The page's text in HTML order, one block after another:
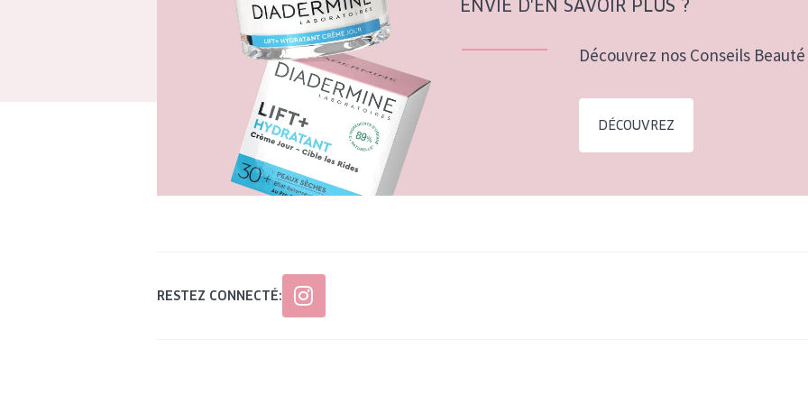
ENVIE D'EN SAVOIR PLUS ?
Découvrez nos Conseils
DÉCOUVREZ
RESTEZ CONNECTÉ: